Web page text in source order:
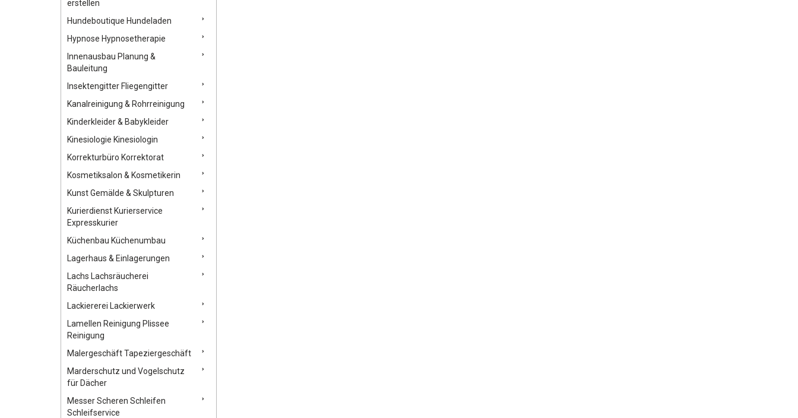
erstellen
Hundeboutique Hundeladen
Hypnose Hypnosetherapie
Innenausbau Planung &
Bauleitung
Insektengitter Fliegengitter
Kanalreinigung & Rohrreinigung
Kinderkleider & Babykleider
Kinesiologie Kinesiologin
Korrekturbüro Korrektorat
Kosmetiksalon & Kosmetikerin
Kunst Gemälde & Skulpturen
Kurierdienst Kurierservice
Expresskurier
Küchenbau Küchenumbau
Lagerhaus & Einlagerungen
Lachs Lachsräucherei
Räucherlachs
Lackiererei Lackierwerk
Lamellen Reinigung Plissee
Reinigung
Malergeschäft Tapeziergeschäft
Marderschutz und Vogelschutz
für Dächer
Messer Scheren Schleifen
Schleifservice